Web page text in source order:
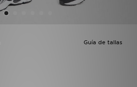
Guía de tallas